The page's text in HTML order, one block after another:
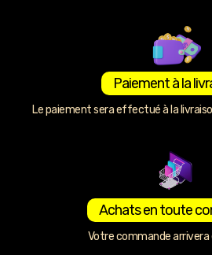
Paiement à la
Le paiement sera effectué à la
Achats en toute
Votre commande arrivera